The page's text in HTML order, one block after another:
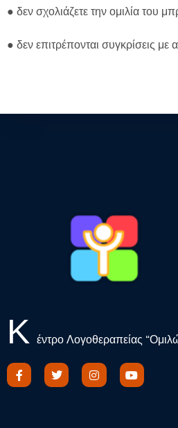
● δεν σχολιάζετε την ομιλία του
● δεν επιτρέπονται συγκρίσεις
Κ έντρο Λογοθεραπείας